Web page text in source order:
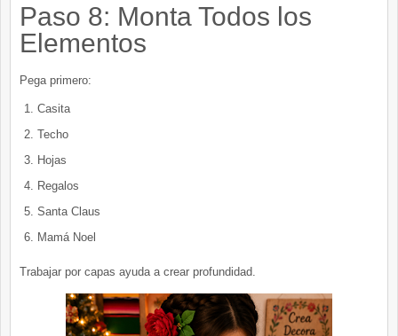
Paso 8: Monta Todos los
Elementos
Pega primero:
Casita
Techo
Hojas
Regalos
Santa Claus
Mamá Noel
Trabajar por capas ayuda a crear profundidad.